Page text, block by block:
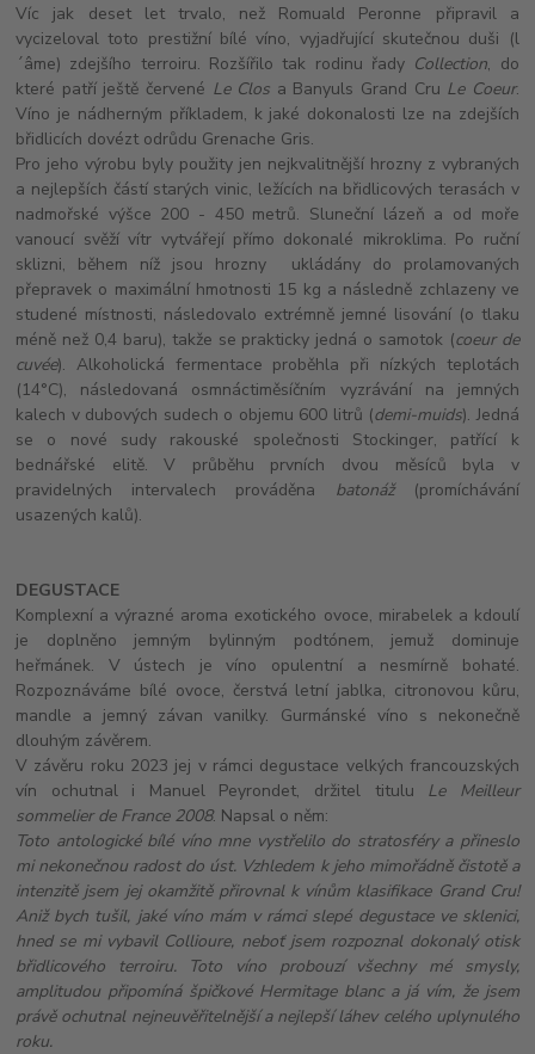
Víc jak deset let trvalo, než Romuald Peronne připravil a
vycizeloval toto prestižní bílé víno, vyjadřující skutečnou duši (l
´âme) zdejšího terroiru. Rozšířilo tak rodinu řady Collection, do
které patří ještě červené Le Clos a Banyuls Grand Cru Le Coeur.
Víno je nádherným příkladem, k jaké dokonalosti lze na zdejších
břidlicích dovézt odrůdu Grenache Gris.
Pro jeho výrobu byly použity jen nejkvalitnější hrozny z vybraných
a nejlepších částí starých vinic, ležících na břidlicových terasách v
nadmořské výšce 200 - 450 metrů. Sluneční lázeň a od moře
vanoucí svěží vítr vytvářejí přímo dokonalé mikroklima. Po ruční
sklizni, během níž jsou hrozny ukládány do prolamovaných
přepravek o maximální hmotnosti 15 kg a následně zchlazeny ve
studené místnosti, následovalo extrémně jemné lisování (o tlaku
méně než 0,4 baru), takže se prakticky jedná o samotok (coeur de
cuvée). Alkoholická fermentace proběhla při nízkých teplotách
(14°C), následovaná osmnáctiměsíčním vyzrávání na jemných
kalech v dubových sudech o objemu 600 litrů (demi-muids). Jedná
se o nové sudy rakouské společnosti Stockinger, patřící k
bednářské elitě. V průběhu prvních dvou měsíců byla v
pravidelných intervalech prováděna batonáž
(promíchávání
usazených kalů).
DEGUSTACE
Komplexní a výrazné aroma exotického ovoce, mirabelek a kdoulí
je doplněno jemným bylinným podtónem, jemuž dominuje
heřmánek. V ústech je víno opulentní a nesmírně bohaté.
Rozpoznáváme bílé ovoce, čerstvá letní jablka, citronovou kůru,
mandle a jemný závan vanilky. Gurmánské víno s nekonečně
dlouhým závěrem.
V závěru roku 2023 jej v rámci degustace velkých francouzských
vín ochutnal i Manuel Peyrondet, držitel titulu Le Meilleur
sommelier de France 2008. Napsal o něm:
Toto antologické bílé víno mne vystřelilo do stratosféry a přineslo
mi nekonečnou radost do úst. Vzhledem k jeho mimořádně čistotě a
intenzitě jsem jej okamžitě přirovnal k vínům klasifikace Grand Cru!
Aniž bych tušil, jaké víno mám v rámci slepé degustace ve sklenici,
hned se mi vybavil Collioure, neboť jsem rozpoznal dokonalý otisk
břidlicového terroiru. Toto víno probouzí všechny mé smysly,
amplitudou připomíná špičkové Hermitage blanc a já vím, že jsem
právě ochutnal nejneuvěřitelnější a nejlepší láhev celého uplynulého
roku.